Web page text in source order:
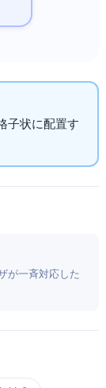
子状に配置す
ザが一斉対応した